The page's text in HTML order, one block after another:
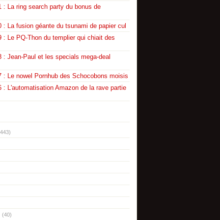
: La ring search party du bonus de
: La fusion géante du tsunami de papier cul
: Le PQ-Thon du templier qui chiait des
: Jean-Paul et les specials mega-deal
: Le nowel Pornhub des Schocobons moisis
: L'automatisation Amazon de la rave partie
(40)